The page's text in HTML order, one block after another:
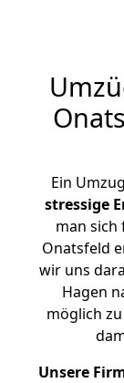
Ein
stressige
man sich
Onatsfeld
wir uns
Hagen
möglich
Unsere